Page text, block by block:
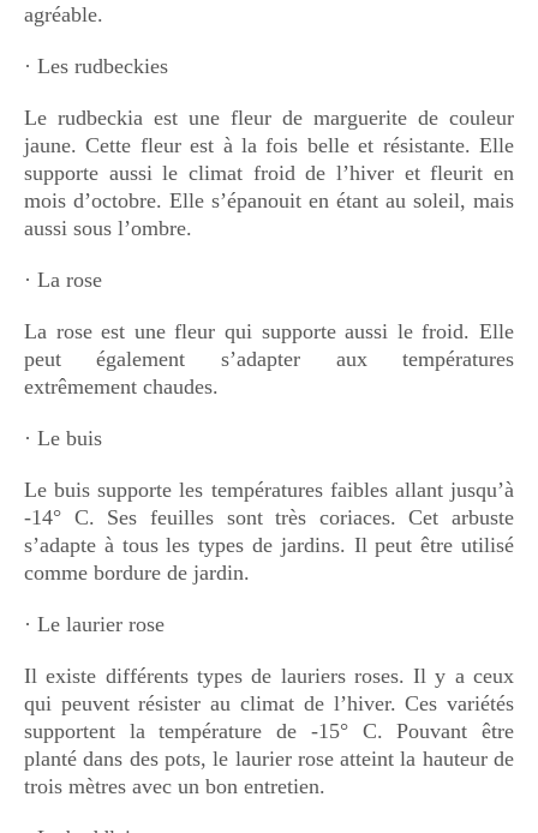
agréable.
· Les rudbeckies
Le rudbeckia est une fleur de marguerite de couleur
jaune. Cette fleur est à la fois belle et résistante. Elle
supporte aussi le climat froid de l’hiver et fleurit en
mois d’octobre. Elle s’épanouit en étant au soleil, mais
aussi sous l’ombre.
· La rose
La rose est une fleur qui supporte aussi le froid. Elle
peut également s’adapter aux températures
extrêmement chaudes.
· Le buis
Le buis supporte les températures faibles allant jusqu’à
-14° C. Ses feuilles sont très coriaces. Cet arbuste
s’adapte à tous les types de jardins. Il peut être utilisé
comme bordure de jardin.
· Le laurier rose
Il existe différents types de lauriers roses. Il y a ceux
qui peuvent résister au climat de l’hiver. Ces variétés
supportent la température de -15° C. Pouvant être
planté dans des pots, le laurier rose atteint la hauteur de
trois mètres avec un bon entretien.